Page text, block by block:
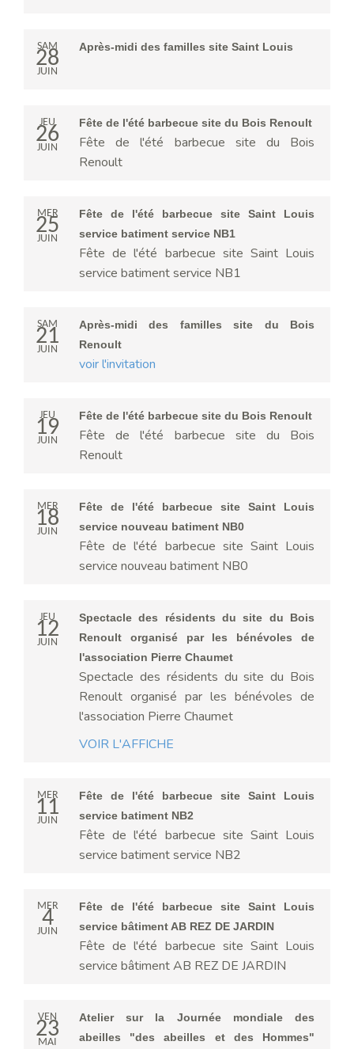
SAM
28
JUIN
Après-midi des familles site Saint Louis
JEU
26
JUIN
Fête de l'été barbecue site du Bois Renoult
Fête de l'été barbecue site du Bois
Renoult
MER
25
JUIN
Fête de l'été barbecue site Saint Louis
service batiment service NB1
Fête de l'été barbecue site Saint Louis
service batiment service NB1
SAM
21
JUIN
Après-midi des familles site du Bois
Renoult
voir l'invitation
JEU
19
JUIN
Fête de l'été barbecue site du Bois Renoult
Fête de l'été barbecue site du Bois
Renoult
MER
18
JUIN
Fête de l'été barbecue site Saint Louis
service nouveau batiment NB0
Fête de l'été barbecue site Saint Louis
service nouveau batiment NB0
JEU
12
JUIN
Spectacle des résidents du site du Bois
Renoult organisé par les bénévoles de
l'association Pierre Chaumet
Spectacle des résidents du site du Bois
Renoult organisé par les bénévoles de
l'association Pierre Chaumet
VOIR L'AFFICHE
MER
11
JUIN
Fête de l'été barbecue site Saint Louis
service batiment NB2
Fête de l'été barbecue site Saint Louis
service batiment service NB2
MER
4
JUIN
Fête de l'été barbecue site Saint Louis
service bâtiment AB REZ DE JARDIN
Fête de l'été barbecue site Saint Louis
service bâtiment AB REZ DE JARDIN
VEN
23
MAI
Atelier sur la Journée mondiale des
abeilles "des abeilles et des Hommes"